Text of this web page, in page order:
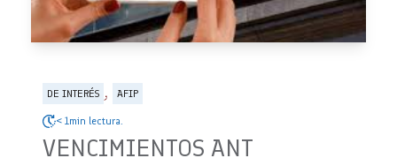
DE INTERÉS , AFIP
< 1min lectura.
VENCIMIENTOS ANT